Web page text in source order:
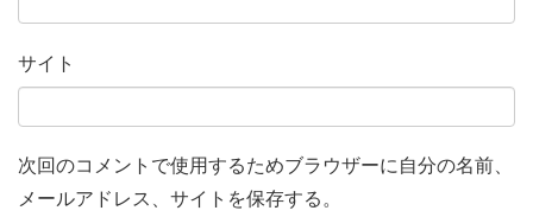
サイト
次回のコメントで使用するためブラウザーに自分の名前、
メールアドレス、サイトを保存する。